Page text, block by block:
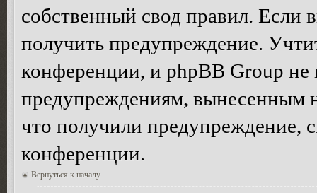
собственный свод правил.
получить предупреждение.
конференции, и phpBB Group не
предупреждениям, вынесенным
что получили предупреждение,
конференции.
Вернуться к началу